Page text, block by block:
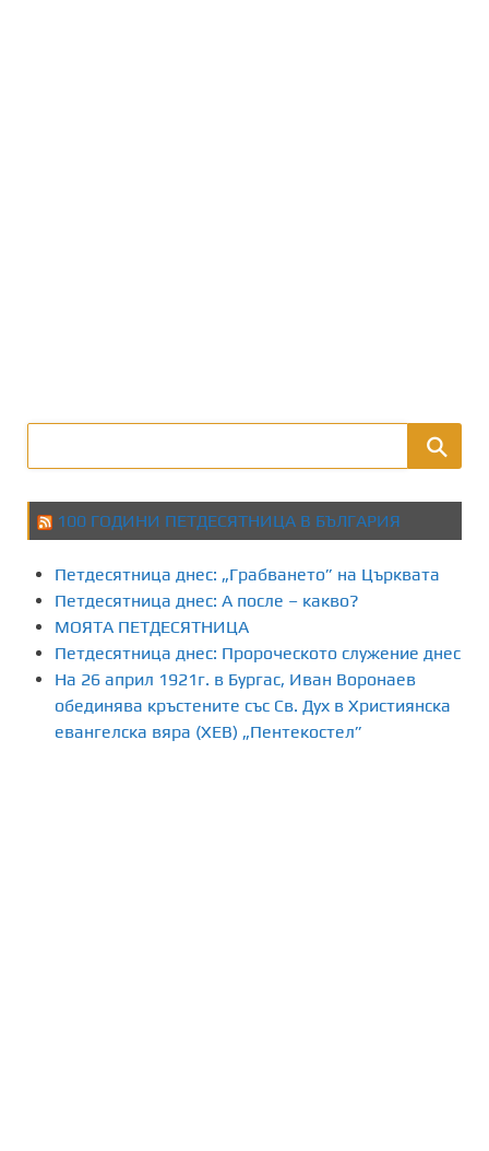
100 ГОДИНИ ПЕТДЕСЯТНИЦА В БЪЛГАРИЯ
Петдесятница днес: „Грабването” на Църквата
Петдесятница днес: А после – какво?
МОЯТА ПЕТДЕСЯТНИЦА
Петдесятница днес: Пророческото служение днес
На 26 април 1921г. в Бургас, Иван Воронаев
обединява кръстените със Св. Дух в Християнска
евангелска вяра (ХЕВ) „Пентекостел”